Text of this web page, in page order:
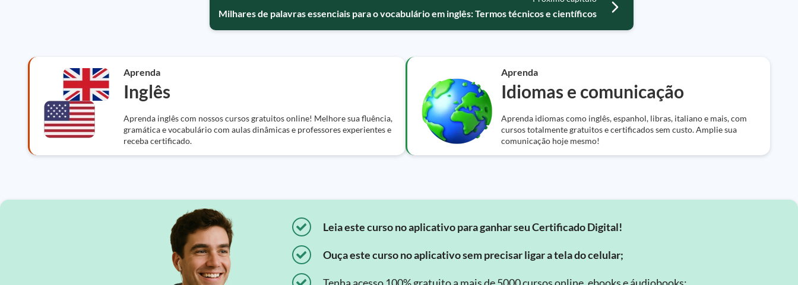
Milhares de palavras essenciais para o vocabulário em inglês: Termos técnicos e científicos
Aprenda
Inglês
Aprenda inglês com nossos cursos gratuitos online! Melhore sua fluência,
gramática e vocabulário com aulas dinâmicas e professores experientes e
receba certificado.
Aprenda
Idiomas e comunicação
Aprenda idiomas como inglês, espanhol, libras, italiano e mais, com
cursos totalmente gratuitos e certificados sem custo. Amplie sua
comunicação hoje mesmo!
Leia este curso no aplicativo para ganhar seu Certificado Digital!
Ouça este curso no aplicativo sem precisar ligar a tela do celular;
Tenha acesso 100% gratuito a mais de 5000 cursos online, ebooks e áudiobooks;